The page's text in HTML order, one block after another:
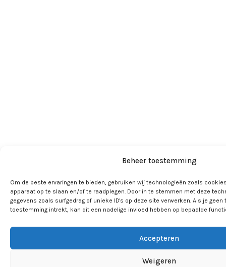
Beheer toestemming
Om de beste ervaringen te bieden, gebruiken wij technologieën zoals
apparaat op te slaan en/of te raadplegen. Door in te stemmen met deze
gegevens zoals surfgedrag of unieke ID's op deze site verwerken. Als je
toestemming intrekt, kan dit een nadelige invloed hebben op bepaalde
Accepteren
Weigeren